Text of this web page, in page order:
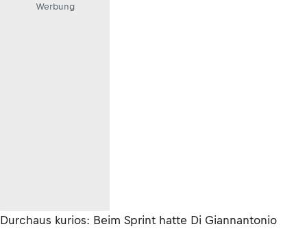
Werbung
Durchaus kurios: Beim Sprint hatte Di Giannantonio